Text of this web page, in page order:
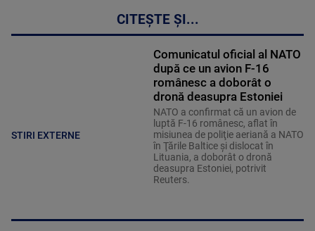
CITEȘTE ȘI...
STIRI EXTERNE
Comunicatul oficial al NATO
după ce un avion F-16
românesc a doborât o
dronă deasupra Estoniei
NATO a confirmat că un avion de
luptă F-16 românesc, aflat în
misiunea de poliţie aeriană a NATO
în Ţările Baltice şi dislocat în
Lituania, a doborât o dronă
deasupra Estoniei, potrivit
Reuters.